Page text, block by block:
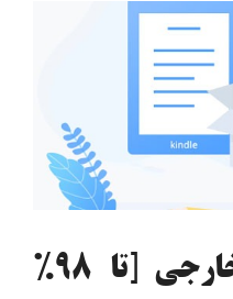
خرید pdf کتاب خارجی [تا 98%